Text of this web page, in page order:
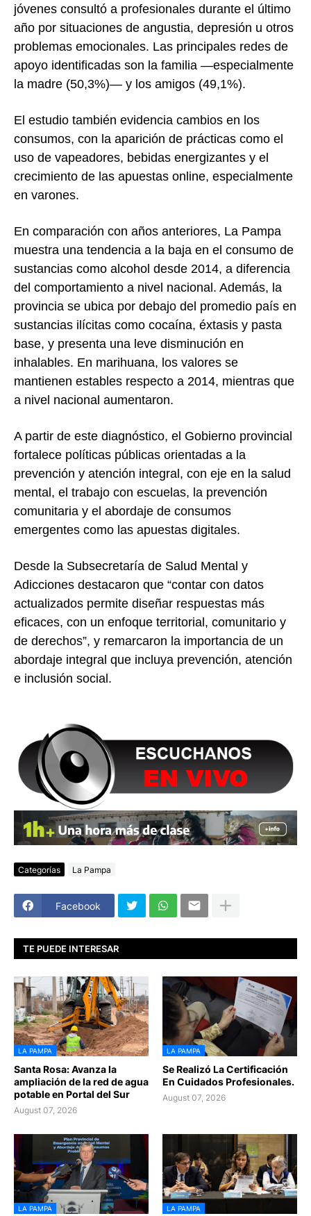
jóvenes consultó a profesionales durante el último
año por situaciones de angustia, depresión u otros
problemas emocionales. Las principales redes de
apoyo identificadas son la familia —especialmente
la madre (50,3%)— y los amigos (49,1%).
El estudio también evidencia cambios en los
consumos, con la aparición de prácticas como el
uso de vapeadores, bebidas energizantes y el
crecimiento de las apuestas online, especialmente
en varones.
En comparación con años anteriores, La Pampa
muestra una tendencia a la baja en el consumo de
sustancias como alcohol desde 2014, a diferencia
del comportamiento a nivel nacional. Además, la
provincia se ubica por debajo del promedio país en
sustancias ilícitas como cocaína, éxtasis y pasta
base, y presenta una leve disminución en
inhalables. En marihuana, los valores se
mantienen estables respecto a 2014, mientras que
a nivel nacional aumentaron.
A partir de este diagnóstico, el Gobierno provincial
fortalece políticas públicas orientadas a la
prevención y atención integral, con eje en la salud
mental, el trabajo con escuelas, la prevención
comunitaria y el abordaje de consumos
emergentes como las apuestas digitales.
Desde la Subsecretaría de Salud Mental y
Adicciones destacaron que “contar con datos
actualizados permite diseñar respuestas más
eficaces, con un enfoque territorial, comunitario y
de derechos”, y remarcaron la importancia de un
abordaje integral que incluya prevención, atención
e inclusión social.
Categorías La Pampa
Facebook
TE PUEDE INTERESAR
LA PAMPA
Santa Rosa: Avanza la
ampliación de la red de agua
potable en Portal del Sur
August 07, 2026
LA PAMPA
Se Realizó La Certificación
En Cuidados Profesionales.
August 07, 2026
LA PAMPA LA PAMPA